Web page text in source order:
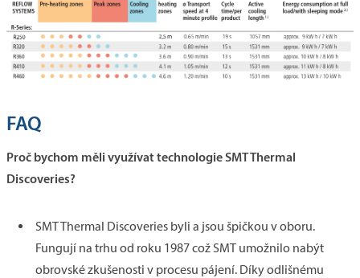
FAQ
Proč bychom měli využívat technologie SMT Thermal
Discoveries?
SMT Thermal Discoveries byli a jsou špičkou v oboru.
Fungují na trhu od roku 1987 což SMT umožnilo nabýt
obrovské zkušenosti v procesu pájení. Díky odlišnému